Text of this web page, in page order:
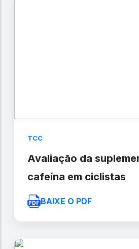
TCC
Avaliação da
cafeína em ciclistas
BAIXE O PDF